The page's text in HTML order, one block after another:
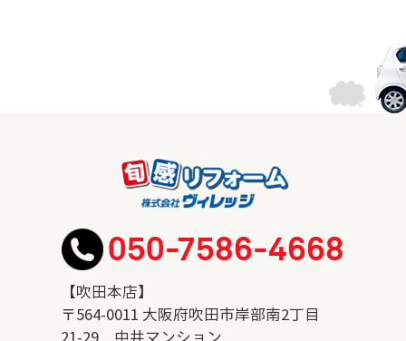
050-7586-4668
【吹田本店】
〒564-0011 大阪府吹田市岸部南2丁目